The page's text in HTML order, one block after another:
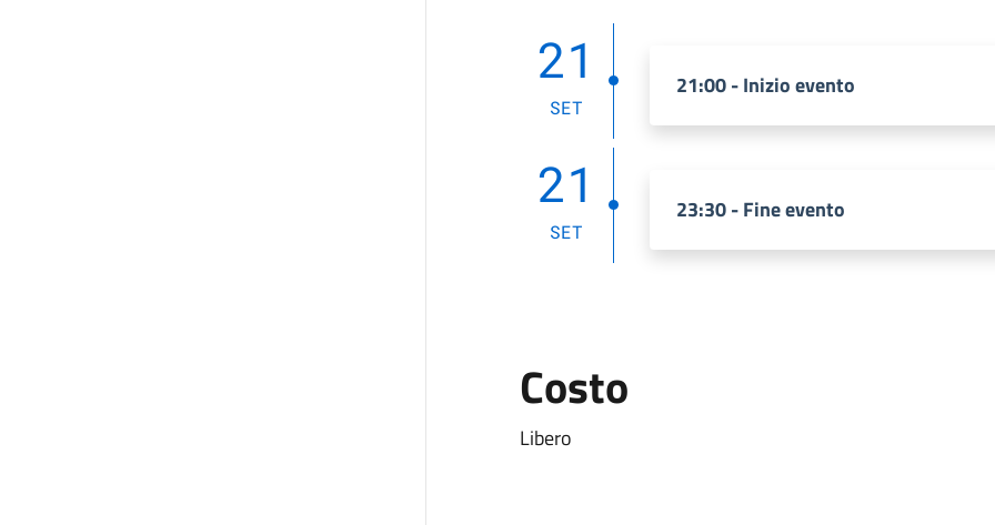
21
SET
21:00 - Inizio evento
21
SET
23:30 - Fine evento
Costo
Libero